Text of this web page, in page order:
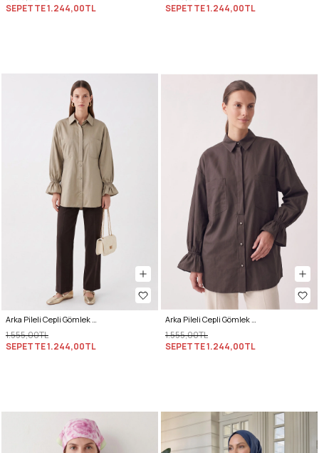
SEPETTE1.244,00TL
SEPETTE1.244,00TL
1.555,00TL
SEPETTE1.244,00TL
1.555,00TL
SEPETTE1.244,00TL